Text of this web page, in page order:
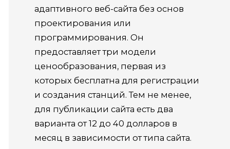
адаптивного веб-сайта без основ
проектирования или
программирования. Он
предоставляет три модели
ценообразования, первая из
которых бесплатна для регистрации
и создания станций. Тем не менее,
для публикации сайта есть два
варианта от 12 до 40 долларов в
месяц в зависимости от типа сайта.